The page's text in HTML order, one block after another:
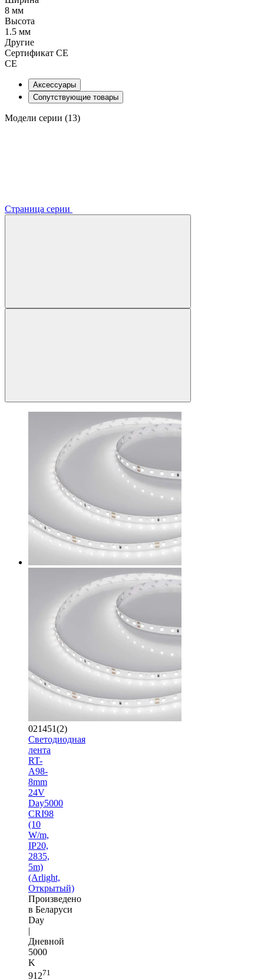
8 мм
Высота
1.5 мм
Другие
Сертификат CE
CE
Аксессуары
Сопутствующие товары
Модели серии (13)
Страница серии
021451(2)
Светодиодная
лента
RT-
A98-
8mm
24V
Day5000
CRI98
(10
W/m,
IP20,
2835,
5m)
(Arlight,
Открытый)
Произведено
в Беларуси
Day
|
Дневной
5000
K
91271